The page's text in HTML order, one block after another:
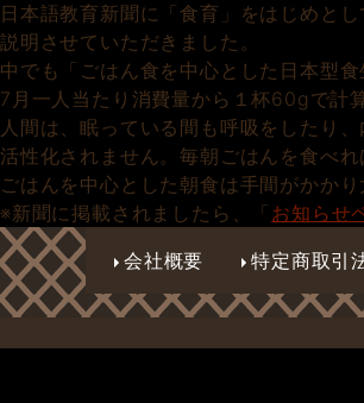
日本語教育新聞に「食育」をはじめと
説明させていただきました。
中でも「ごはん食を中心とした日本型
7月一人当たり消費量から１杯60gで計算
人間は、眠っている間も呼吸をしたり
活性化されません。毎朝ごはんを食べ
ごはんを中心とした朝食は手間がかか
※新聞に掲載されましたら、「 お知らせ
会社概要
特定商取引